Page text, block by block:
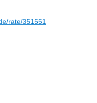
rate/351551